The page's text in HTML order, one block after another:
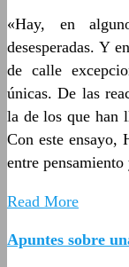
«Hay, en
desesperadas. Y
de calle
únicas. De las
la de los que han
Con este ensayo,
entre
Read More
Apuntes sobre